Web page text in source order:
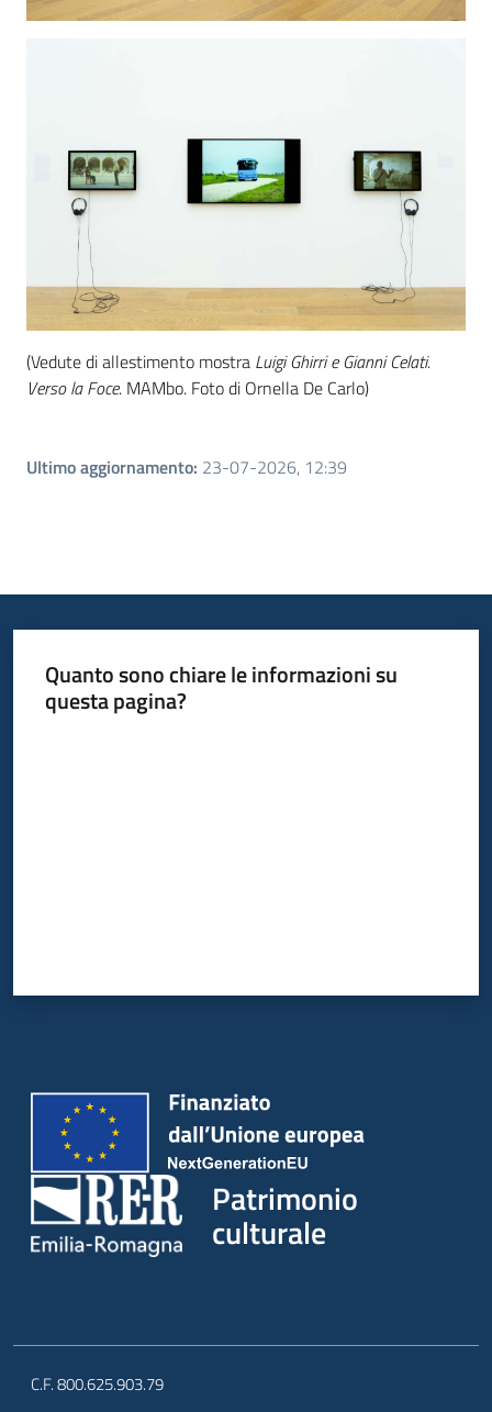
(Vedute di allestimento mostra Luigi Ghirri e Gianni Celati.
Verso la Foce. MAMbo. Foto di Ornella De Carlo)
Ultimo aggiornamento: 23-07-2026, 12:39
Quanto sono chiare le informazioni su
questa pagina?
Patrimonio
culturale
C.F. 800.625.903.79